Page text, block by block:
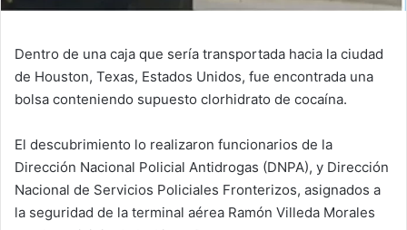
Dentro de una caja que sería transportada hacia la ciudad
de Houston, Texas, Estados Unidos, fue encontrada una
bolsa conteniendo supuesto clorhidrato de cocaína.
El descubrimiento lo realizaron funcionarios de la
Dirección Nacional Policial Antidrogas (DNPA), y Dirección
Nacional de Servicios Policiales Fronterizos, asignados a
la seguridad de la terminal aérea Ramón Villeda Morales